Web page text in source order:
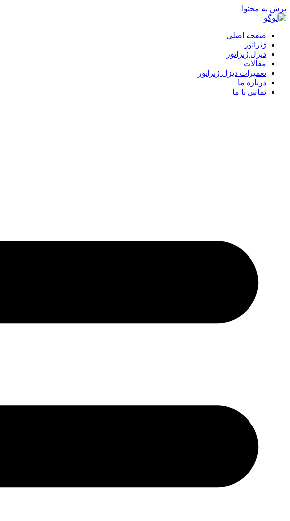
پرش به محتوا
صفحه اصلی
ژنراتور
دیزل ژنراتور
مقالات
تعمیرات دیزل ژنراتور
درباره ما
تماس با ما